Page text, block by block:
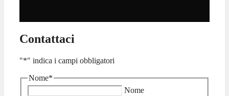
Contattaci
"*" indica i campi obbligatori
Nome*
Nome